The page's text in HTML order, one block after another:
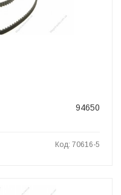
94650
Код: 70616-5